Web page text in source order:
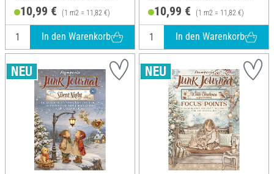
10,99 € (1 m2 = 11,82 €)
In den Warenkorb
10,99 € (1 m2 = 11,82 €)
In den Warenkorb